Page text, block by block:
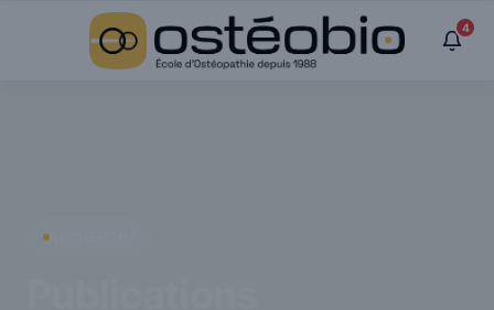
4
Panneau de gestion des cookies